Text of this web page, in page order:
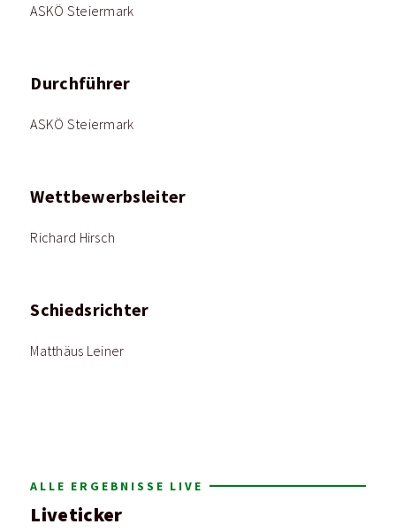
ASKÖ Steiermark
Durchführer
ASKÖ Steiermark
Wettbewerbsleiter
Richard Hirsch
Schiedsrichter
Matthäus Leiner
ALLE ERGEBNISSE LIVE
Liveticker